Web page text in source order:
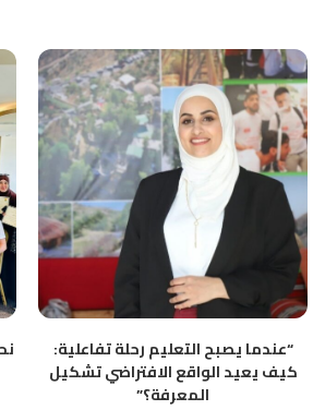
“ﻋﻨﺪﻣﺎ ﻳﺼﺒﺢ اﻟﺘﻌﻠﻴﻢ رﺣﻠﺔ ﺗﻔﺎﻋﻠﻴﺔ:
ﻛﻴﻒ ﻳﻌﻴﺪ اﻟﻮاﻗﻊ اﻻﻓﺘﺮاﺿﻲ ﺗﺸﻜﻴﻞ
اﻟﻤﻌﺮﻓﺔ؟”